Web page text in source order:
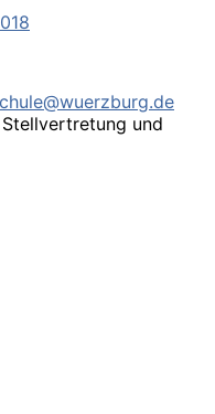
und